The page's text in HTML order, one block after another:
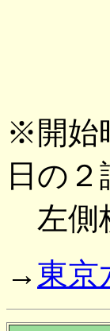
※開始
日の２
左側
→ 東京